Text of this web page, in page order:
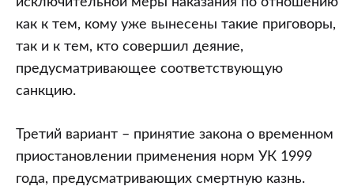
как к тем, кому уже вынесены такие приговоры,
так и к тем, кто совершил деяние,
предусматривающее соответствующую
санкцию.
Третий вариант – принятие закона о временном
приостановлении применения норм УК 1999
года, предусматривающих смертную казнь.